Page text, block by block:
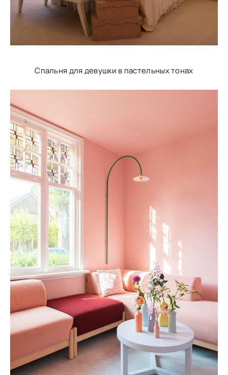
Спальня для девушки в пастельных тонах